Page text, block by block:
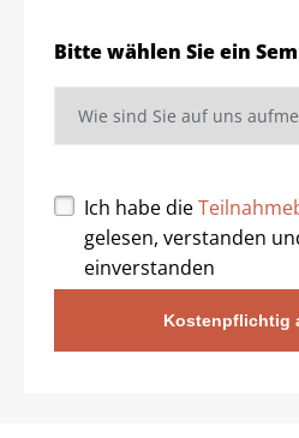
Bitte wählen Sie ein
Ich habe die
gelesen, verstanden
einverstanden
Kostenpflichtig